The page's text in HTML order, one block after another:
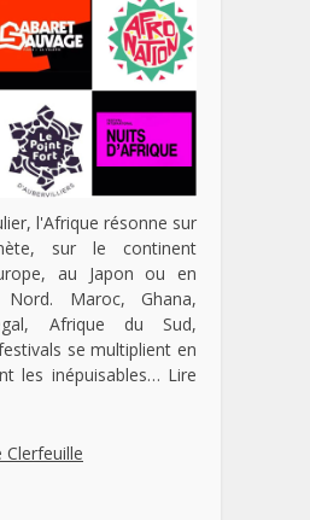
l'Afrique résonne sur
sur le continent
au Japon ou en
Maroc, Ghana,
Afrique du Sud,
se multiplient en
les inépuisables… Lire
Clerfeuille